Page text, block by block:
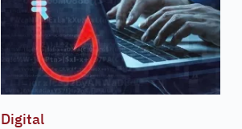
Digital